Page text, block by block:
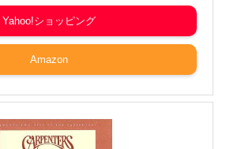
Yahoo!ショッピング
Amazon